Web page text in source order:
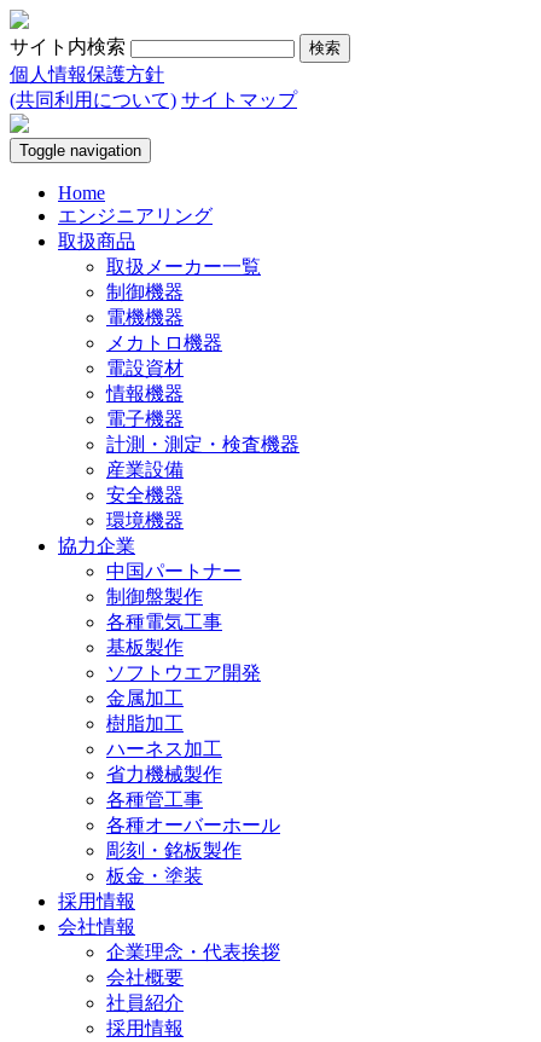
サイト内検索
個人情報保護方針
(共同利用について) サイトマップ
Toggle navigation
Home
エンジニアリング
取扱商品
取扱メーカー一覧
制御機器
電機機器
メカトロ機器
電設資材
情報機器
電子機器
計測・測定・検査機器
産業設備
安全機器
環境機器
協力企業
中国パートナー
制御盤製作
各種電気工事
基板製作
ソフトウエア開発
金属加工
樹脂加工
ハーネス加工
省力機械製作
各種管工事
各種オーバーホール
彫刻・銘板製作
板金・塗装
採用情報
会社情報
企業理念・代表挨拶
会社概要
社員紹介
採用情報